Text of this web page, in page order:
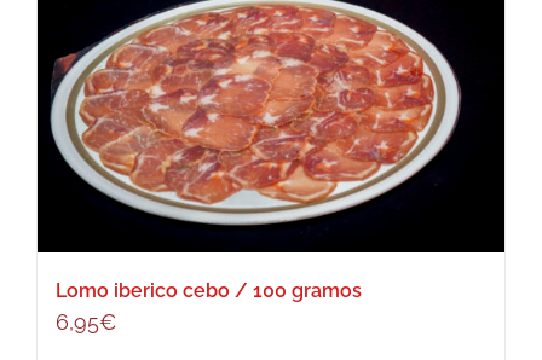
Lomo iberico cebo / 100 gramos
6,95€